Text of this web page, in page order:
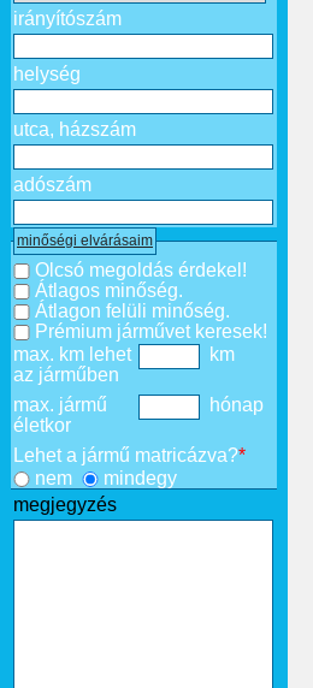
irányítószám
helység
utca, házszám
adószám
minőségi elvárásaim
Olcsó megoldás érdekel!
Átlagos minőség.
Átlagon felüli minőség.
Prémium járművet keresek!
max. km lehet
az járműben
km
max. jármű
életkor
hónap
Lehet a jármű matricázva?*
nem
mindegy
megjegyzés